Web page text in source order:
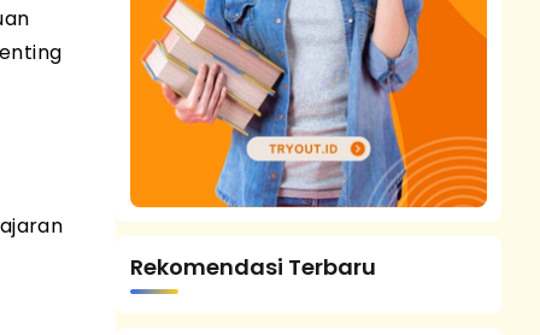
Rekomendasi Terbaru